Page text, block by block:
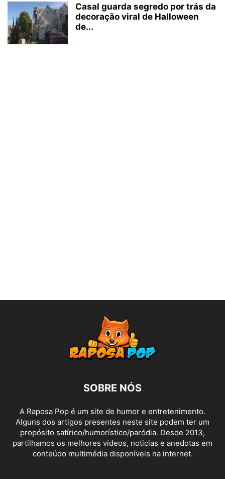
Casal guarda segredo por trás da
decoração viral de Halloween
de...
SOBRE NÓS
A Raposa Pop é um site de humor e entretenimento.
Alguns dos artigos presentes neste site podem ter um
propósito satírico/humorístico/paródia. Desde 2013,
partilhamos os melhores vídeos, noticias e anedotas em
conteúdo multimédia disponíveis na internet.